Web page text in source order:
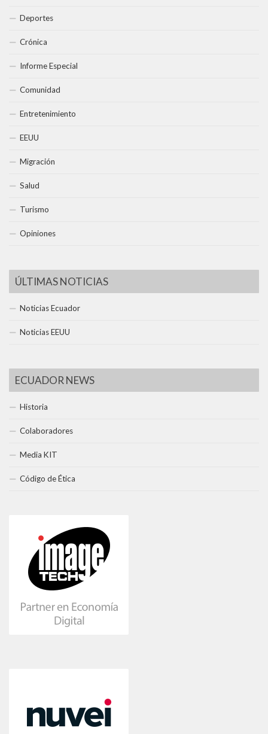
Deportes
Crónica
Informe Especial
Comunidad
Entretenimiento
EEUU
Migración
Salud
Turismo
Opiniones
ÚLTIMAS NOTICIAS
Noticias Ecuador
Noticias EEUU
ECUADOR NEWS
Historia
Colaboradores
Media KIT
Código de Ética